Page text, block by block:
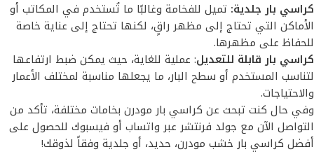
كراسي بار جلدية: تميل للفخامة وغالبًا ما تُستخدم في المكاتب أو
الأماكن التي تحتاج إلى مظهر راقٍ، لكنها تحتاج إلى عناية خاصة
للحفاظ على مظهرها.
كراسي بار قابلة للتعديل: عملية للغاية، حيث يمكن ضبط ارتفاعها
لتناسب المستخدم أو سطح البار، ما يجعلها مناسبة لمختلف الأعمار
والاحتياجات.
وفي حال كنت تبحث عن كراسي بار مودرن بخامات مختلفة، تأكد من
التواصل الآن مع جولد فرنتشر عبر واتساب أو فيسبوك للحصول على
أفضل كراسي بار خشب مودرن، حديد، أو جلدية وفقاً لذوقك!